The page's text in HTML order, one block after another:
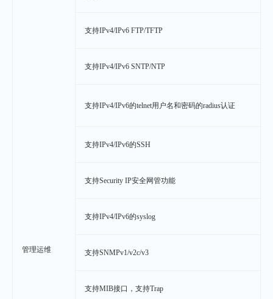
管理运维
支持IPv4/IPv6 FTP/TFTP
支持IPv4/IPv6 SNTP/NTP
支持IPv4/IPv6的telnet用户名和密码的radius认证
支持IPv4/IPv6的SSH
支持Security IP安全网管功能
支持IPv4/IPv6的syslog
支持SNMPv1/v2c/v3
支持MIB接口，支持Trap